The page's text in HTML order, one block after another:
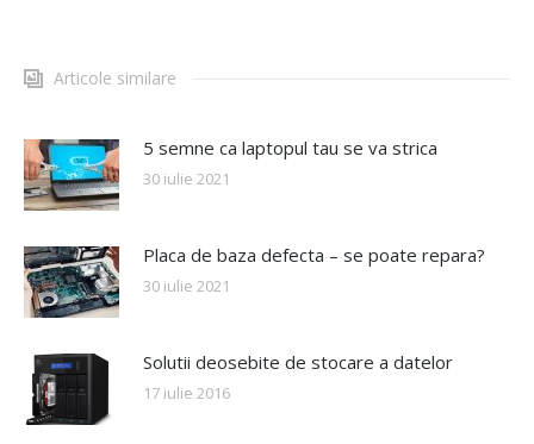
Articole similare
5 semne ca laptopul tau se va strica
30 iulie 2021
Placa de baza defecta – se poate repara?
30 iulie 2021
Solutii deosebite de stocare a datelor
17 iulie 2016